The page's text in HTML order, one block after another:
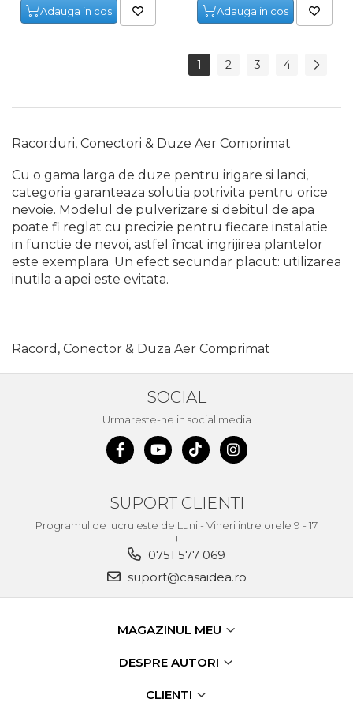
Fierastraie Electrice
Industriale
Dezumidificatoare de Aer
Profesionale Industriale
Scule Electrice: Bormasini,
Autofiletante
Statii & Masini Universale de
Ascutit Scule
Aparate de masurat digitale
& Telemetru laser
lant drujba si accesorii
Masina de taiat beton
Aeroterme si Ventilatoare
Bormasini & Masini de Gaurit
Compresoare Auto
Masini de Ascutit Burghie
Adauga in cos Adauga in cos
1 2 3 4
Racorduri, Conectori & Duze Aer Comprimat
Cu o gama larga de duze pentru irigare si lanci,
categoria garanteaza solutia potrivita pentru orice
nevoie. Modelul de pulverizare si debitul de apa
poate fi reglat cu precizie pentru fiecare instalatie
in functie de nevoi, astfel încat ingrijirea plantelor
este exemplara. Un efect secundar placut: utilizarea
inutila a apei este evitata.
Racord, Conector & Duza Aer Comprimat
SOCIAL
Urmareste-ne in social media
SUPORT CLIENTI
Programul de lucru este de Luni - Vineri intre orele 9 - 17
!
0751 577 069
suport@casaidea.ro
MAGAZINUL MEU
DESPRE AUTORI
CLIENTI